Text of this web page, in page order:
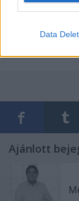
Data
Ajánlott